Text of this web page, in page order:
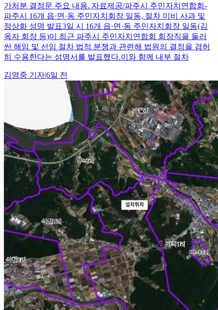
가처분 결정문 주요 내용. 자료제공/파주시 주민자치연합회-
파주시 16개 읍·면·동 주민자치회장 일동, 절차 미비 사과 및
정상화 성명 발표3일 시 16개 읍·면·동 주민자치회장 일동(김
옥자 회장 등)이 최근 파주시 주민자치연합회 회장직을 둘러
싼 해임 및 선임 절차 법적 분쟁과 관련해 법원의 결정을 겸허
히 수용한다는 성명서를 발표했다.이와 함께 내부 절차
김영중 기자|6일 전